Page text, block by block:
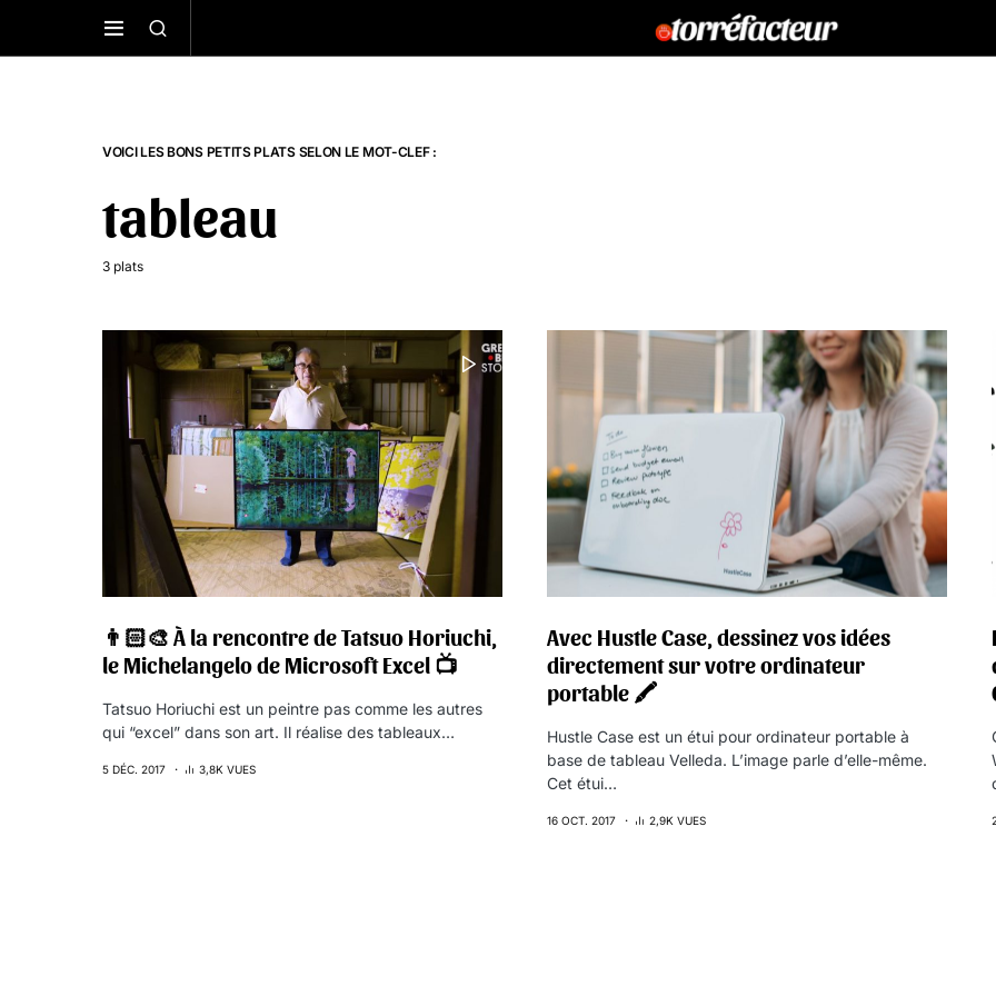
VOICI LES BONS PETITS PLATS SELON LE MOT-CLEF :
tableau
3 plats
👨🏻‍🎨 À la rencontre de Tatsuo Horiuchi,
le Michelangelo de Microsoft Excel 📺
Tatsuo Horiuchi est un peintre pas comme les autres
qui “excel” dans son art. Il réalise des tableaux…
5 DÉC. 2017 3,8K VUES
Avec Hustle Case, dessinez vos idées
directement sur votre ordinateur
portable 🖍
Hustle Case est un étui pour ordinateur portable à
base de tableau Velleda. L’image parle d’elle-même.
Cet étui…
16 OCT. 2017 2,9K VUES